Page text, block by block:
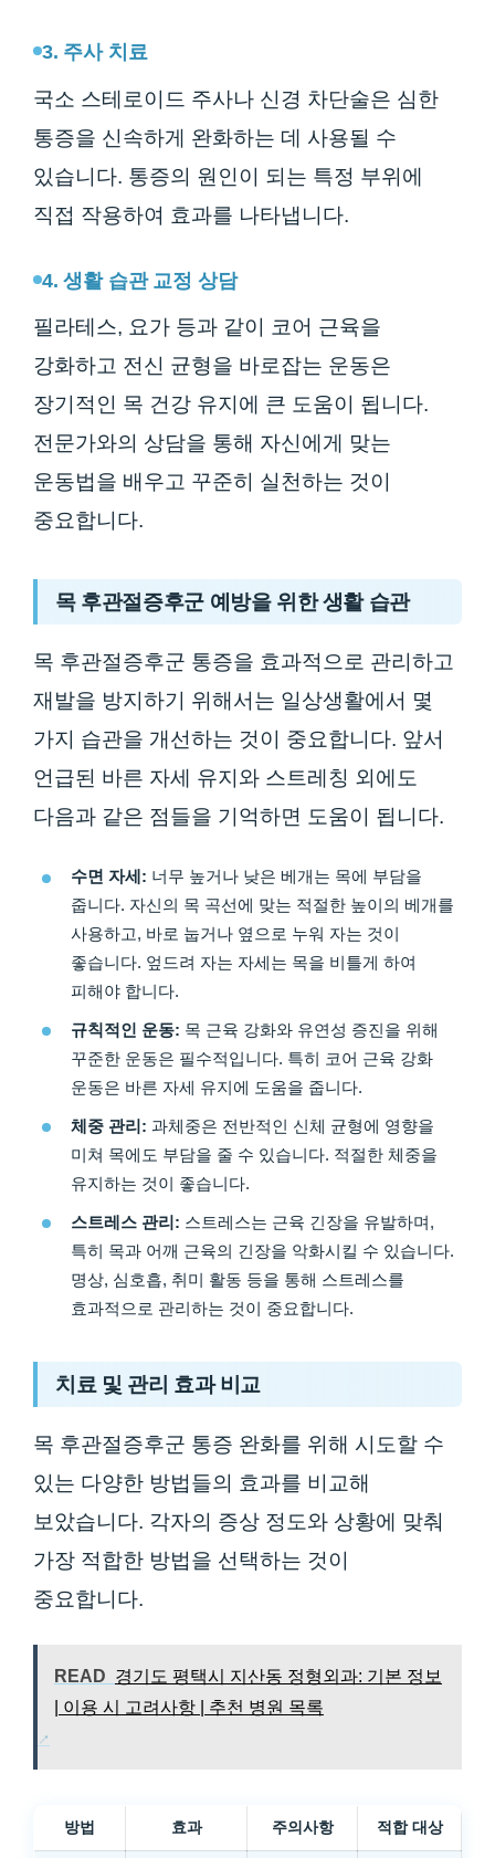
3. 주사 치료
국소 스테로이드 주사나 신경 차단술은 심한
통증을 신속하게 완화하는 데 사용될 수
있습니다. 통증의 원인이 되는 특정 부위에
직접 작용하여 효과를 나타냅니다.
4. 생활 습관 교정 상담
필라테스, 요가 등과 같이 코어 근육을
강화하고 전신 균형을 바로잡는 운동은
장기적인 목 건강 유지에 큰 도움이 됩니다.
전문가와의 상담을 통해 자신에게 맞는
운동법을 배우고 꾸준히 실천하는 것이
중요합니다.
목 후관절증후군 예방을 위한 생활 습관
목 후관절증후군 통증을 효과적으로 관리하고
재발을 방지하기 위해서는 일상생활에서 몇
가지 습관을 개선하는 것이 중요합니다. 앞서
언급된 바른 자세 유지와 스트레칭 외에도
다음과 같은 점들을 기억하면 도움이 됩니다.
수면 자세: 너무 높거나 낮은 베개는 목에 부담을
줍니다. 자신의 목 곡선에 맞는 적절한 높이의 베개를
사용하고, 바로 눕거나 옆으로 누워 자는 것이
좋습니다. 엎드려 자는 자세는 목을 비틀게 하여
피해야 합니다.
규칙적인 운동: 목 근육 강화와 유연성 증진을 위해
꾸준한 운동은 필수적입니다. 특히 코어 근육 강화
운동은 바른 자세 유지에 도움을 줍니다.
체중 관리: 과체중은 전반적인 신체 균형에 영향을
미쳐 목에도 부담을 줄 수 있습니다. 적절한 체중을
유지하는 것이 좋습니다.
스트레스 관리: 스트레스는 근육 긴장을 유발하며,
특히 목과 어깨 근육의 긴장을 악화시킬 수 있습니다.
명상, 심호흡, 취미 활동 등을 통해 스트레스를
효과적으로 관리하는 것이 중요합니다.
치료 및 관리 효과 비교
목 후관절증후군 통증 완화를 위해 시도할 수
있는 다양한 방법들의 효과를 비교해
보았습니다. 각자의 증상 정도와 상황에 맞춰
가장 적합한 방법을 선택하는 것이
중요합니다.
READ 경기도 평택시 지산동 정형외과: 기본 정보
| 이용 시 고려사항 | 추천 병원 목록
방법 효과 주의사항 적합 대상